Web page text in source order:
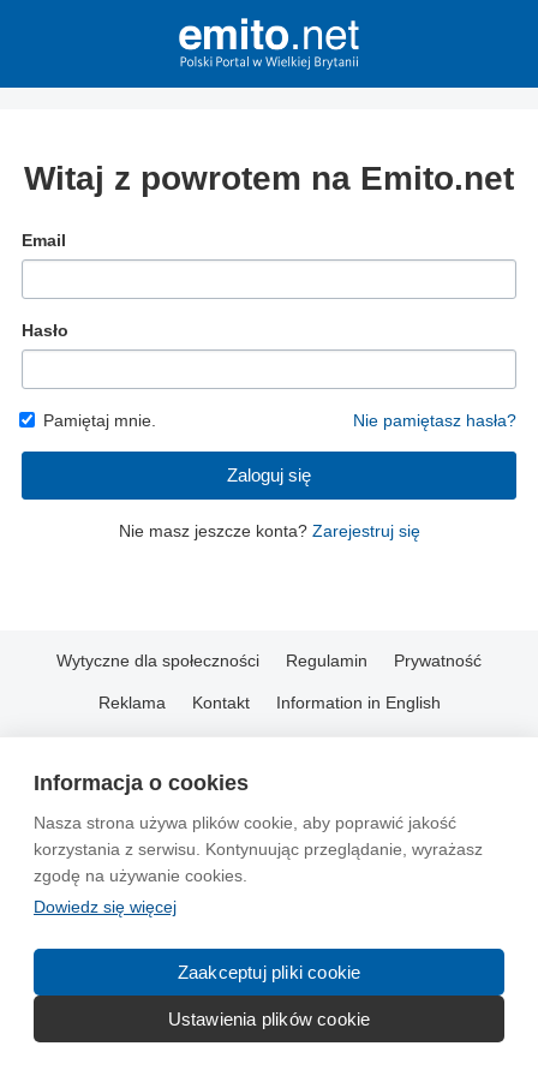
Informacja o cookies
Nasza strona używa plików cookie, aby poprawić jakość
korzystania z serwisu. Kontynuując przeglądanie, wyrażasz
zgodę na używanie cookies.
Dowiedz się więcej
Zaakceptuj pliki cookie
Ustawienia plików cookie
Witaj z powrotem na Emito.net
Email
Hasło
Pamiętaj mnie. Nie pamiętasz hasła?
Zaloguj się
Nie masz jeszcze konta? Zarejestruj się
Wytyczne dla społeczności Regulamin Prywatność
Reklama Kontakt Information in English